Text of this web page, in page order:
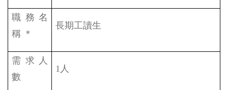
職務名
稱 ＊
長期工讀生
需求人
數
1 人